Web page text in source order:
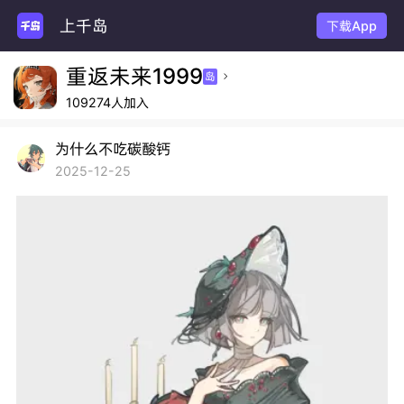
上千岛 下载App
重返未来1999 岛 
109274人加入
为什么不吃碳酸钙
2025-12-25